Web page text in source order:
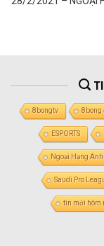
8bongtv 8bong
ESPORTS
Ngoại Hạng Anh
Saudi Pro
tin mới hôm